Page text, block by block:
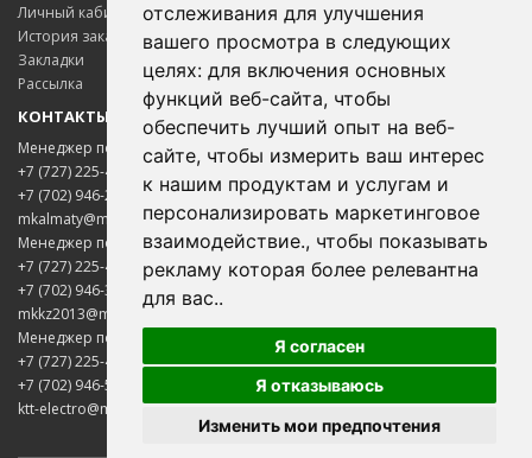
Менеджер Надежда
Здравствуйте! Готова помочь
вам. Напишите мне, если у
отслеживания для улучшения
вашего просмотра в следующих
целях: для включения основных
функций веб-сайта, чтобы
обеспечить лучший опыт на веб-
сайте, чтобы измерить ваш интерес
к нашим продуктам и услугам и
персонализировать маркетинговое
взаимодействие., чтобы показывать
рекламу которая более релевантна
для вас..
Я согласен
Я отказываюсь
Изменить мои предпочтения
Личный кабинет
История заказов
Закладки
Рассылка
КОНТАКТЫ
Менеджер по цветному металлопрокату
+7 (727) 225-45-65
+7 (702) 946-20-02
mkalmaty@mail.ru
Менеджер по электротехнической продукции
+7 (727) 225-45-85
+7 (702) 946-33-00
mkkz2013@mail.ru
Менеджер по нержавеющему металлопрокату
+7 (727) 225-45-75
+7 (702) 946-50-05
ktt-electro@mail.ru